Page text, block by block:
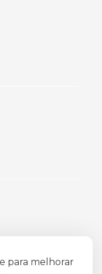
para melhorar